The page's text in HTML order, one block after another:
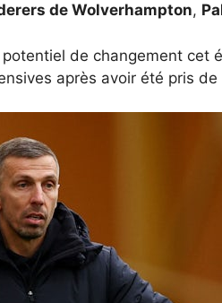
de Wolverhampton,
de changement cet
après avoir été pris